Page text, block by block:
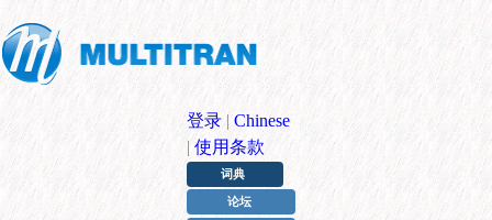
登录 | Chinese
| 使用条款
词典
论坛